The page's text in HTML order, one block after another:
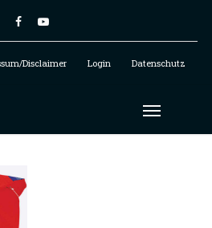
Disclaimer Login Datenschutz